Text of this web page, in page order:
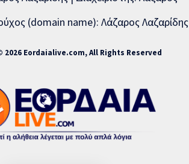
(domain name): Λάζαρος Λαζαρίδης
2026 Eordaialive.com, All Rights Reserved